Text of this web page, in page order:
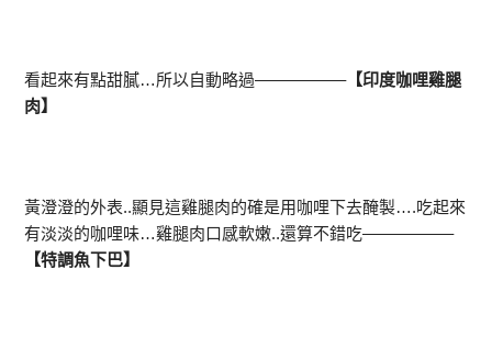
看起來有點甜膩…所以自動略過—————–【印度咖哩雞腿
肉】
黃澄澄的外表..顯見這雞腿肉的確是用咖哩下去醃製….吃起來
有淡淡的咖哩味…雞腿肉口感軟嫩..還算不錯吃—————–
【特調魚下巴】